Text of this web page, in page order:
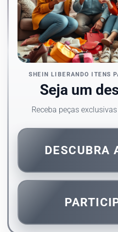
SHEIN LIBERANDO ITENS
Seja um
Receba peças
DESCUBRA